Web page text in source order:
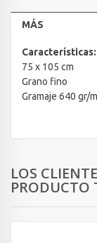
MÁS
Características:
75 x 105 cm
Grano fino
Gramaje 640 gr/
LOS
PRODUCTO